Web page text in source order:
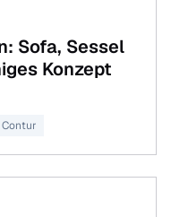
Sofa, Sessel
Konzept
Contur